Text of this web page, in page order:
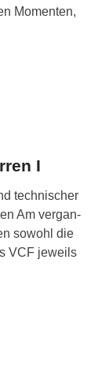
Momen­ten,
I
tech­ni­scher
Am ver­gan­
sowohl die
VCF jeweils